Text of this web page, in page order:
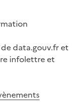
data.gouv.fr et
infolettre et